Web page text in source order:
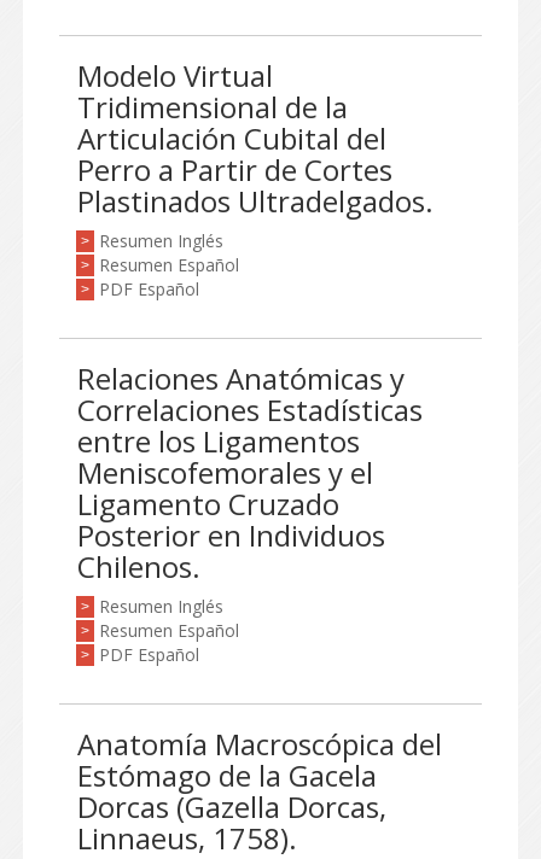
Modelo Virtual
Tridimensional de la
Articulación Cubital del
Perro a Partir de Cortes
Plastinados Ultradelgados.
> Resumen Inglés
> Resumen Español
> PDF Español
Relaciones Anatómicas y
Correlaciones Estadísticas
entre los Ligamentos
Meniscofemorales y el
Ligamento Cruzado
Posterior en Individuos
Chilenos.
> Resumen Inglés
> Resumen Español
> PDF Español
Anatomía Macroscópica del
Estómago de la Gacela
Dorcas (Gazella Dorcas,
Linnaeus, 1758).